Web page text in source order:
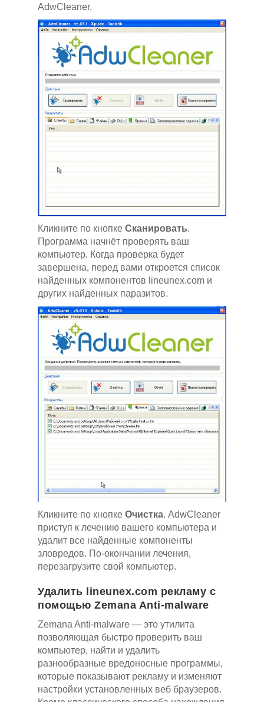
AdwCleaner.
Кликните по кнопке Сканировать.
Программа начнёт проверять ваш
компьютер. Когда проверка будет
завершена, перед вами откроется список
найденных компонентов lineunex.com и
других найденных паразитов.
Кликните по кнопке Очистка. AdwCleaner
приступ к лечению вашего компьютера и
удалит все найденные компоненты
зловредов. По-окончании лечения,
перезагрузите свой компьютер.
Удалить lineunex.com рекламу с
помощью Zemana Anti-malware
Zemana Anti-malware — это утилита
позволяющая быстро проверить ваш
компьютер, найти и удалить
разнообразные вредоносные программы,
которые показывают рекламу и изменяют
настройки установленных веб браузеров.